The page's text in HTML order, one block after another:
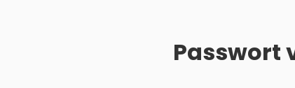
Passwort